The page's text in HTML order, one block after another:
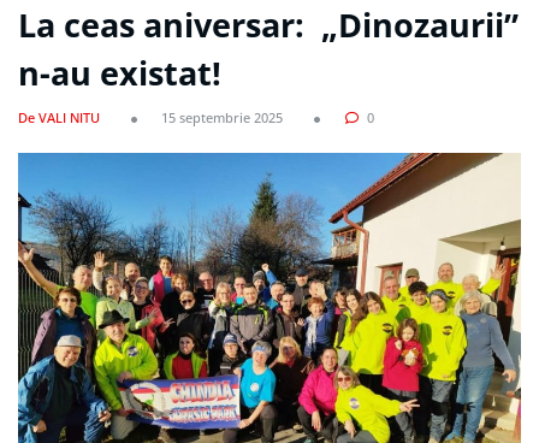
La ceas aniversar: „Dinozaurii”
n-au existat!
De VALI NITU 15 septembrie 2025 0